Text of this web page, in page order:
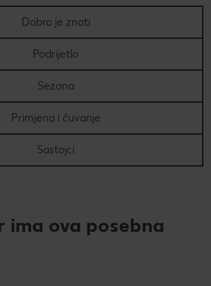
NATJEČAJA „Nenapisana
Dobro je znati
Podrijetlo
Sezona
Primjena i čuvanje
Sastojci
ima ova posebna